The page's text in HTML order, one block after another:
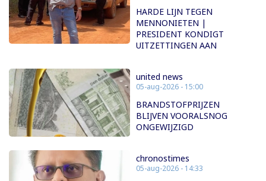
HARDE LIJN TEGEN
MENNONIETEN |
PRESIDENT KONDIGT
UITZETTINGEN AAN
united news
05-aug-2026 - 15:00
BRANDSTOFPRIJZEN
BLIJVEN VOORALSNOG
ONGEWIJZIGD
chronostimes
05-aug-2026 - 14:33